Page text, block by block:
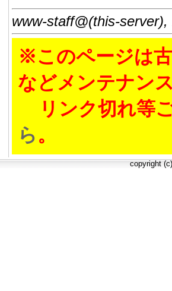
www-staff@(this-
※このページは
などメンテナン
リンク切れ等
ら。
copyright